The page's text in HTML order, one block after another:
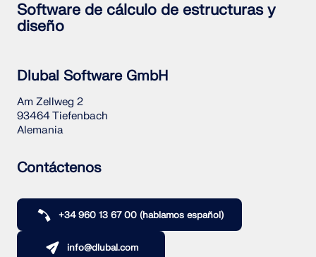
Software de cálculo de estructuras y
diseño
Dlubal Software GmbH
Am Zellweg 2
93464 Tiefenbach
Alemania
Contáctenos
+34 960 13 67 00 (hablamos español)
info@dlubal.com